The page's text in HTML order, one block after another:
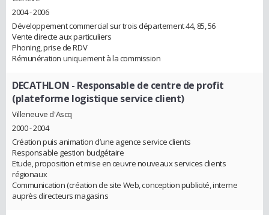
2004 - 2006
Développement commercial sur trois département 44, 85, 56
Vente directe aux particuliers
Phoning, prise de RDV
Rémunération uniquement à la commission
DECATHLON - Responsable de centre de profit
(plateforme logistique service client)
Villeneuve d'Ascq
2000 - 2004
Création puis animation d’une agence service clients
Responsable gestion budgétaire
Etude, proposition et mise en œuvre nouveaux services clients
régionaux
Communication (création de site Web, conception publicité, interne
auprès directeurs magasins